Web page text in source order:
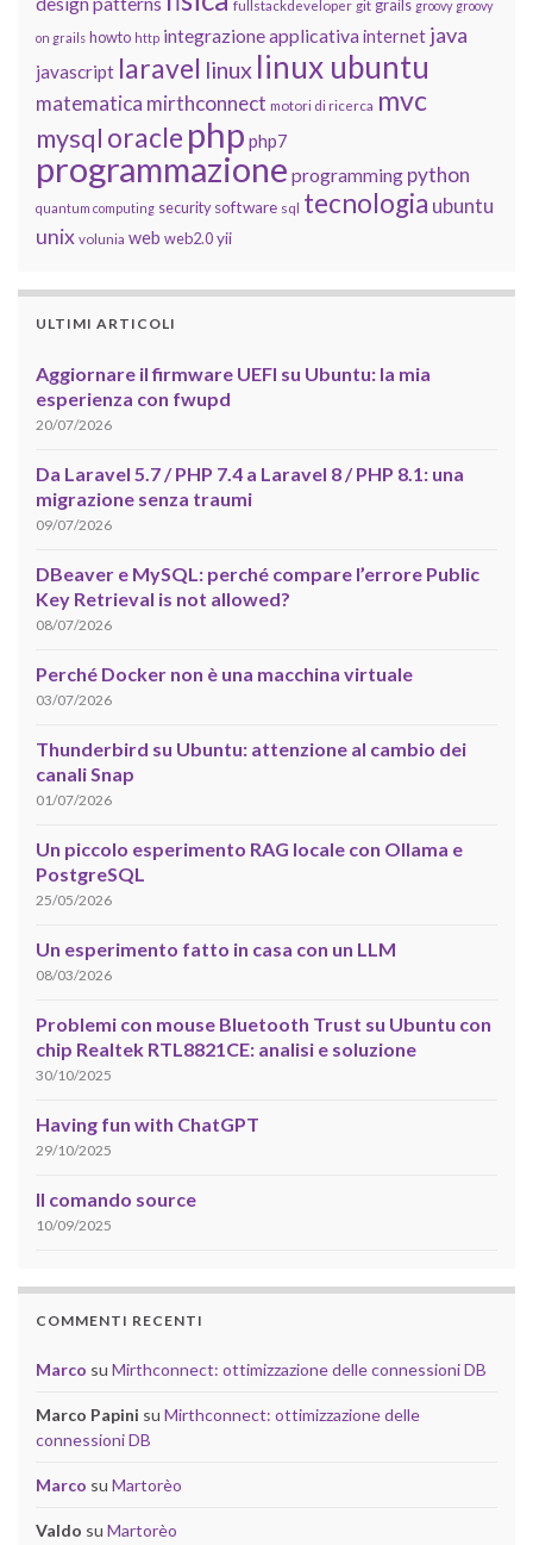
fullstackdeveloper git grails groovy groovy
on grails howto http integrazione applicativainternet java
javascript laravel linux linux ubuntu
matematica mirthconnect motori di ricerca mvc
mysql oracle php php7
programmazione programming python
quantum computing security software sql tecnologia ubuntu
unix volunia web web2.0 yii
ULTIMI ARTICOLI
Aggiornare il firmware UEFI su Ubuntu: la mia
esperienza con fwupd
20/07/2026
Da Laravel 5.7 / PHP 7.4 a Laravel 8 / PHP 8.1: una
migrazione senza traumi
09/07/2026
DBeaver e MySQL: perché compare l’errore Public
Key Retrieval is not allowed?
08/07/2026
Perché Docker non è una macchina virtuale
03/07/2026
Thunderbird su Ubuntu: attenzione al cambio dei
canali Snap
01/07/2026
Un piccolo esperimento RAG locale con Ollama e
PostgreSQL
25/05/2026
Un esperimento fatto in casa con un LLM
08/03/2026
Problemi con mouse Bluetooth Trust su Ubuntu con
chip Realtek RTL8821CE: analisi e soluzione
30/10/2025
Having fun with ChatGPT
29/10/2025
Il comando source
10/09/2025
COMMENTI RECENTI
Marco su Mirthconnect: ottimizzazione delle connessioni DB
Marco Papini su Mirthconnect: ottimizzazione delle
connessioni DB
Marco su Martorèo
Valdo su Martorèo